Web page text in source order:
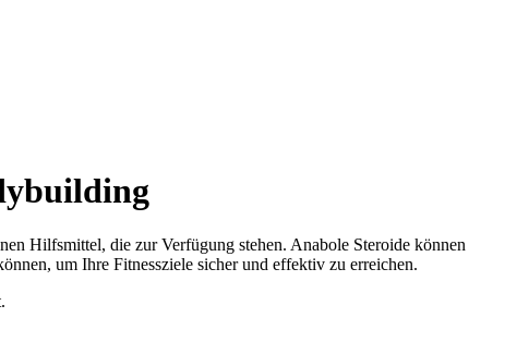
Hilfsmittel, die zur Verfügung stehen. Anabole Steroide können
um Ihre Fitnessziele sicher und effektiv zu erreichen.